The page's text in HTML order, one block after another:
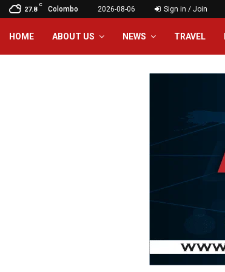
27.8
C
Colombo 2026-08-06 Sign in / Join
HOME ABOUT US NEWS TRAVEL